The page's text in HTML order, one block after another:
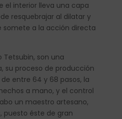
el interior lleva una capa
resquebrajar al dilatar y
somete a la acción directa
Tetsubin, son una
su proceso de producción
entre 64 y 68 pasos, la
a mano, y el control
un maestro artesano,
puesto éste de gran